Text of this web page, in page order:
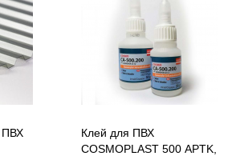
ПВХ
Клей для ПВХ
COSMOPLAST 500 APTK,